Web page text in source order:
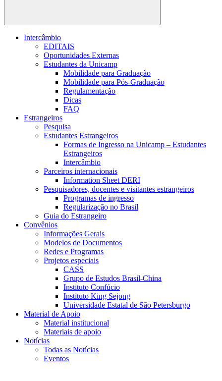
Buscar
Intercâmbio
EDITAIS
Oportunidades Externas
Estudantes da Unicamp
Mobilidade para Graduação
Mobilidade para Pós-Graduação
Regulamentação
Dicas
FAQ
Estrangeiros
Pesquisa
Estudantes Estrangeiros
Formas de Ingresso na Unicamp – Estudantes
Estrangeiros
Intercâmbio
Parceiros internacionais
Information Sheet DERI
Pesquisadores, docentes e visitantes estrangeiros
Programas de ingresso
Regularização no Brasil
Guia do Estrangeiro
Convênios
Informações Gerais
Modelos de Documentos
Redes e Programas
Projetos especiais
CASS
Grupo de Estudos Brasil-China
Instituto Confúcio
Instituto King Sejong
Universidade Estatal de São Petersburgo
Material de Apoio
Material institucional
Materiais de apoio
Notícias
Todas as Notícias
Eventos